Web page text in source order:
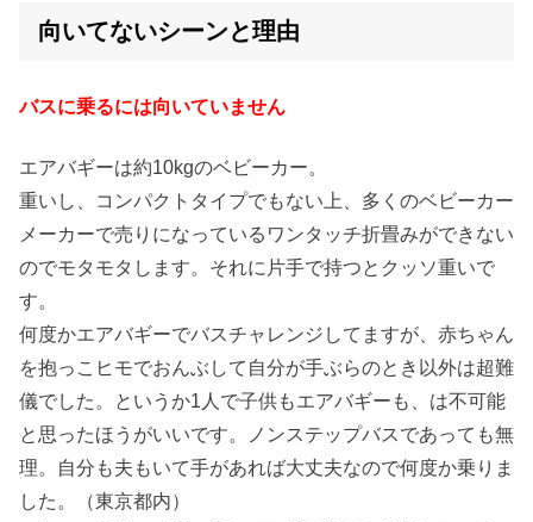
向いてないシーンと理由
バスに乗るには向いていません
エアバギーは約10kgのベビーカー。
重いし、コンパクトタイプでもない上、多くのベビーカー
メーカーで売りになっているワンタッチ折畳みができない
のでモタモタします。それに片手で持つとクッソ重いで
す。
何度かエアバギーでバスチャレンジしてますが、赤ちゃん
を抱っこヒモでおんぶして自分が手ぶらのとき以外は超難
儀でした。というか1人で子供もエアバギーも、は不可能
と思ったほうがいいです。ノンステップバスであっても無
理。自分も夫もいて手があれば大丈夫なので何度か乗りま
した。（東京都内）